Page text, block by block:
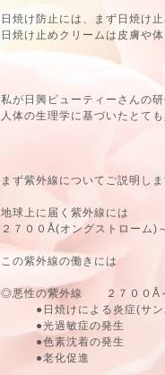
日焼け防止には、まず日焼け
日焼け止めクリームは皮膚や
私が日興ビューティーさんの
人体の生理学に基づいたとて
まず紫外線についてご説明しま
地球上に届く紫外線には
２７００Å(オングストローム)
この紫外線の働きには
◎悪性の紫外線 ２７００Å
●日焼けによる炎症(サン
●光過敏症の発生
●色素沈着の発生
●老化促進